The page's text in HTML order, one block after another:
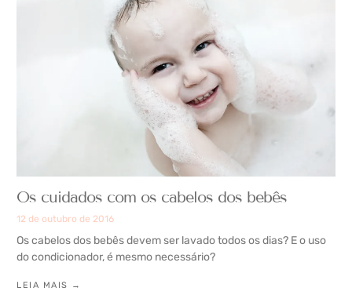
Os cuidados com os cabelos dos bebês
12 de outubro de 2016
Os cabelos dos bebês devem ser lavado todos os dias? E o uso
do condicionador, é mesmo necessário?
LEIA MAIS →